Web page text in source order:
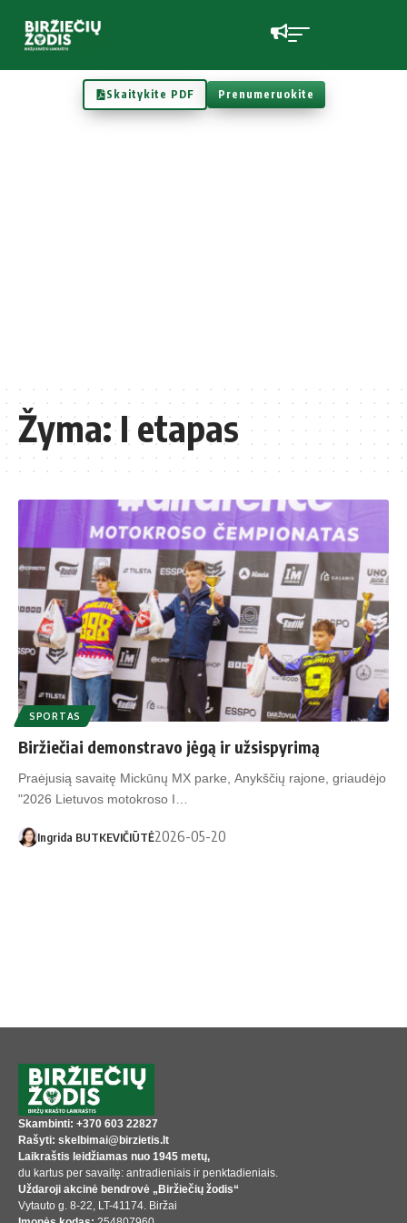
Skaitykite PDF Prenumeruokite
Žyma:I etapas
SPORTAS
Biržiečiai demonstravo jėgą ir užsispyrimą
Praėjusią savaitę Mickūnų MX parke, Anykščių rajone, griaudėjo
"2026 Lietuvos motokroso I…
Ingrida BUTKEVIČIŪTĖ2026-05-20
Skambinti: +370 603 22827
Rašyti: skelbimai@birzietis.lt
Laikraštis leidžiamas nuo 1945 metų,
du kartus per savaitę: antradieniais ir penktadieniais.
Uždaroji akcinė bendrovė „Biržiečių žodis“
Vytauto g. 8-22, LT-41174. Biržai